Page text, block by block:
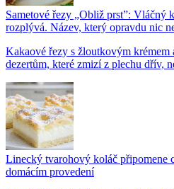
Sametové řezy „Obliž prst”: Vláčný
rozplývá. Název, který opravdu nic
Kakaové řezy s žloutkovým krémem
dezertům, které zmizí z plechu dřív,
Linecký tvarohový koláč připomene
domácím provedení